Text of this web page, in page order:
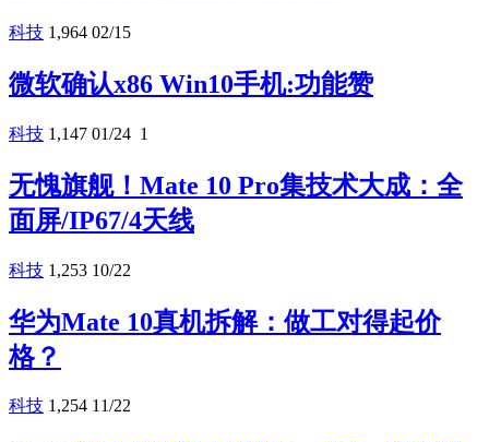
科技 1,964 02/15
微软确认x86 Win10手机:功能赞
科技 1,147 01/24 1
无愧旗舰！Mate 10 Pro集技术大成：全
面屏/IP67/4天线
科技 1,253 10/22
华为Mate 10真机拆解：做工对得起价
格？
科技 1,254 11/22